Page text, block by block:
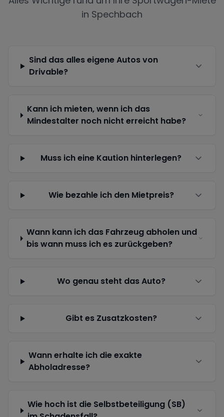
in Spechbach
Sind das alles eigene Autos von
Drivable?
Kann ich mieten, wenn ich das
Mindestalter noch nicht erreicht habe?
Muss ich eine Kaution hinterlegen?
Wie bezahle ich den Mietpreis?
Wann kann ich das Fahrzeug abholen und
bis wann muss ich es zurückgeben?
Wo genau steht das Auto?
Gibt es Zusatzkosten?
Wann erhalte ich die exakte
Abholadresse?
Wie hoch ist die Selbstbeteiligung (SB)